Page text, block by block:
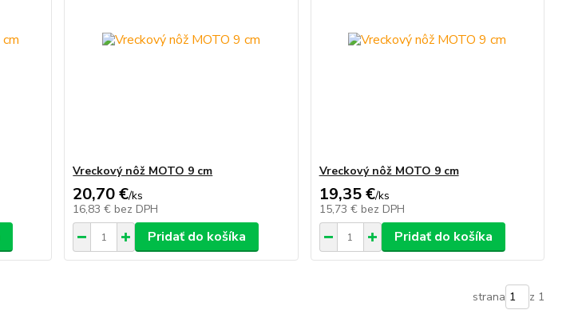
Vreckový nôž MOTO 9 cm
20,70 €/ks
16,83 € bez DPH
Pridať do košíka
Vreckový nôž MOTO 9 cm
19,35 €/ks
15,73 € bez DPH
Pridať do košíka
strana z 1